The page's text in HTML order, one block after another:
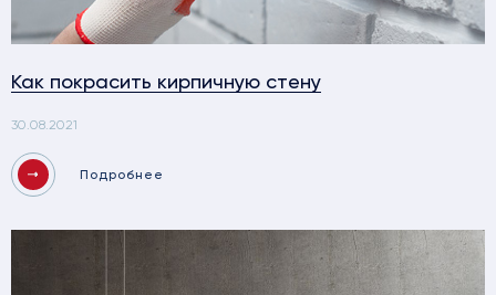
Как покрасить кирпичную стену
30.08.2021
Подробнее